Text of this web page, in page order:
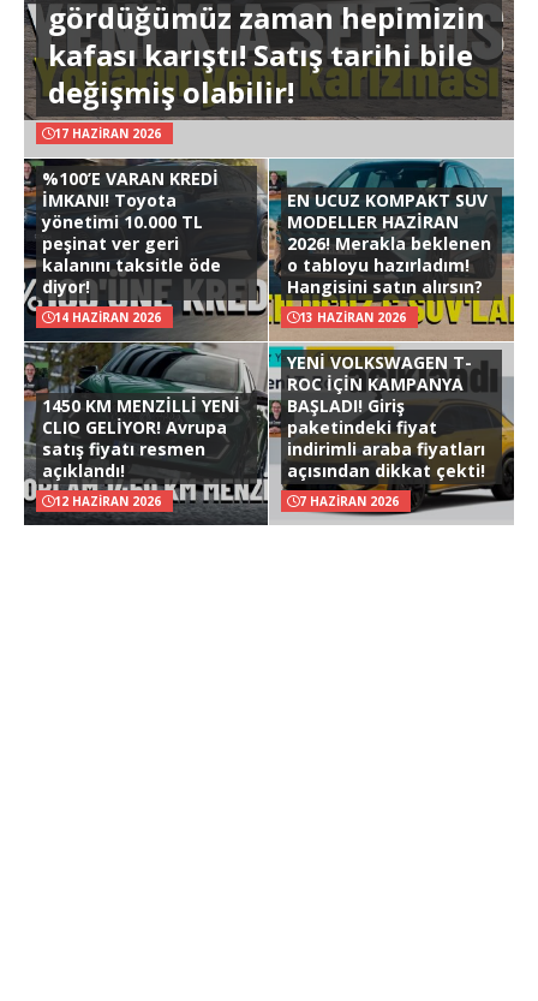
gördüğümüz zaman hepimizin
kafası karıştı! Satış tarihi bile
değişmiş olabilir!
17 HAZIRAN 2026
%100’E VARAN KREDİ
İMKANI! Toyota
yönetimi 10.000 TL
peşinat ver geri
kalanını taksitle öde
diyor!
14 HAZIRAN 2026
EN UCUZ KOMPAKT SUV
MODELLER HAZİRAN
2026! Merakla beklenen
o tabloyu hazırladım!
Hangisini satın alırsın?
13 HAZIRAN 2026
1450 KM MENZİLLİ YENİ
CLIO GELİYOR! Avrupa
satış fiyatı resmen
açıklandı!
12 HAZIRAN 2026
YENİ VOLKSWAGEN T-
ROC İÇİN KAMPANYA
BAŞLADI! Giriş
paketindeki fiyat
indirimli araba fiyatları
açısından dikkat çekti!
7 HAZIRAN 2026